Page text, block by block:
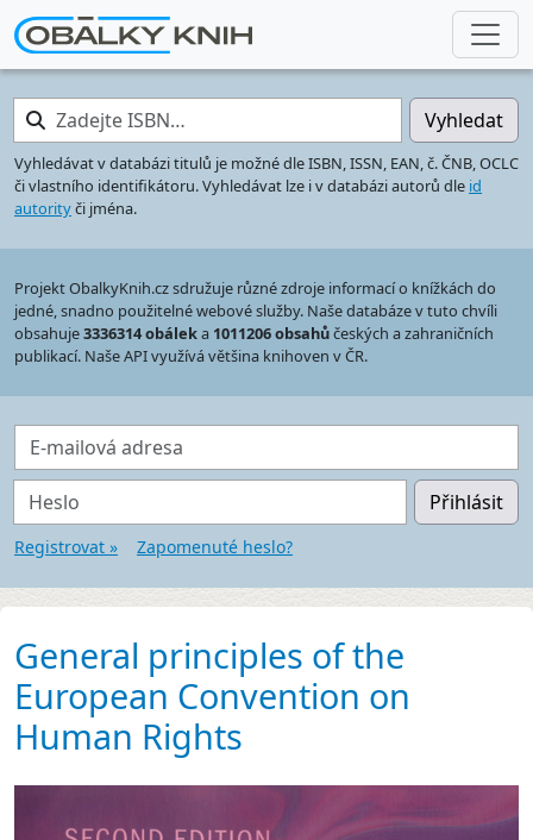
Zadejte ISBN… Vyhledat
Vyhledávat v databázi titulů je možné dle ISBN, ISSN, EAN, č. ČNB, OCLC
či vlastního identifikátoru. Vyhledávat lze i v databázi autorů dle id
autorityči jména.
Projekt ObalkyKnih.cz sdružuje různé zdroje informací o knížkách do
jedné, snadno použitelné webové služby. Naše databáze v tuto chvíli
obsahuje3336314 obáleka 1011206 obsahůčeských a zahraničních
publikací. Naše API využívá většina knihoven v ČR.
E-mailová adresa
Heslo Přihlásit
Registrovat » Zapomenuté heslo?
General principles of the
European Convention on
Human Rights